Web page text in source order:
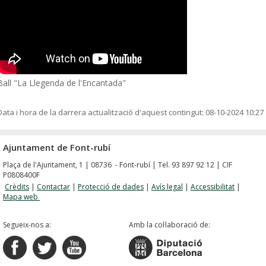
"La Llegenda de l'Encantada"
i hora de la darrera actualització d'aquest contingut: 08-10-2024 10:27
Ajuntament de Font-rubí
Plaça de l'Ajuntament, 1 | 08736 - Font-rubí | Tel. 93 897 92 12 | CIF
P0808400F
Crèdits | Contactar | Protecció de dades | Avís legal | Accessibilitat |
Mapa web
Segueix-nos a: Amb la col·laboració de: